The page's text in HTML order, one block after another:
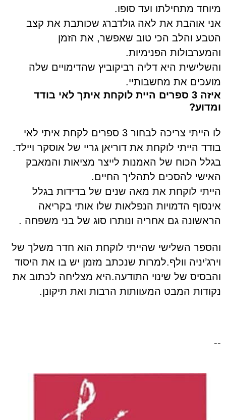
מיוחד מתחילתו ועד סופו.
אני אוהבת את לאה גולדברג שכותבת את קצב
הטבע והלב הכי טוב שאפשר, את הזמן
והמערבולות הפנימיות.
והשלישית היא דליה רביקוביץ שהדימויים שלה
מועכים את מחשבותיי.
איזה 3 ספרים היית לוקחת איתך לאי בודד
ומדוע?
לו הייתי צריכה לבחור 3 ספרים לקחת איתי לאי
בודד הייתי לוקחת את דוריאן גריי של אוסקר ויילד.
בגלל הכוח של האמנות לייצר מציאות והמאבק
האישי להסכים לתהליך החיים.
הייתי לוקחת את מאה שנים של בדידות בגלל
אינסוף הדמויות הנפלאות שלו אותי בקריאה
הראשונה גם אחריה ונותרו סוג של בני משפחה .
והספר השלישי שהייתי לוקחת הוא חדר משלך של
וירג’יניה וולף.למרות שנכתב מזמן יש בו את היסוד
והבסיס של שינוי התודעה.היא מצליחה לכתוב את
נקודות המבט המעוותות הרבות ואת תיקונן.
--